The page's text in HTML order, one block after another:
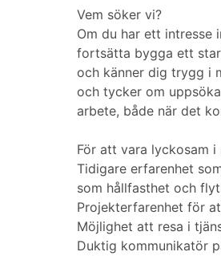
Vem söker vi?
Om du har ett intresse
fortsätta bygga ett
och känner dig trygg i
och tycker om
arbete, både när det
För att vara lyckosam
Tidigare erfarenhet
som hållfasthet och
Projekterfarenhet för
Möjlighet att resa i
Duktig kommunikatör